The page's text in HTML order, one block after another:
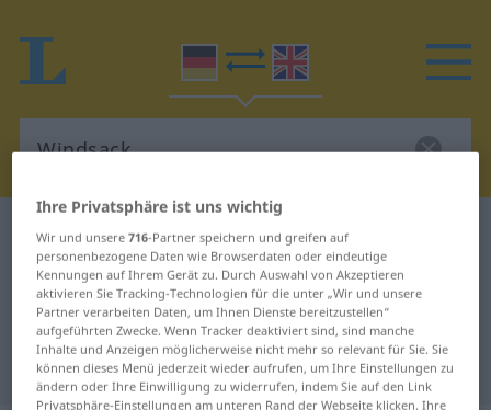
Deutsch-Englisch Wörterbuch Windsack
Deutsch-Englisch Übersetzung für
"Windsack"
"Windsack" Englisch Übersetzung
Ihre Privatsphäre ist uns wichtig
Wir und unsere716-Partner speichern und greifen auf
personenbezogene Daten wie Browserdaten oder eindeutige
Kennungen auf Ihrem Gerät zu. Durch Auswahl von Akzeptieren
aktivieren Sie Tracking-Technologien für die unter „Wir und unsere
Partner verarbeiten Daten, um Ihnen Dienste bereitzustellen“
aufgeführten Zwecke. Wenn Tracker deaktiviert sind, sind manche
Inhalte und Anzeigen möglicherweise nicht mehr so relevant für Sie. Sie
können dieses Menü jederzeit wieder aufrufen, um Ihre Einstellungen zu
ändern oder Ihre Einwilligung zu widerrufen, indem Sie auf den Link
Privatsphäre-Einstellungen am unteren Rand der Webseite klicken. Ihre